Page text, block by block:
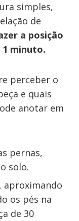
simples,
de
a posição
1 minuto.
perceber o
e quais
anotar em
pernas,
solo.
aproximando
os pés na
de 30